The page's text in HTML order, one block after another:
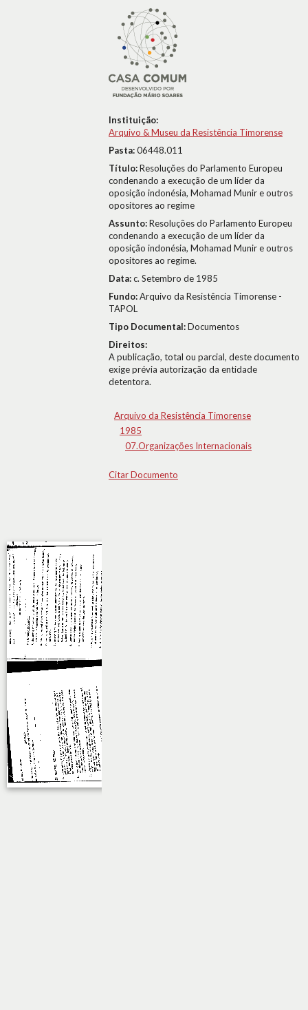
Instituição:
Arquivo & Museu da Resistência Timorense
Pasta:06448.011
Título:Resoluções do Parlamento Europeu
condenando a execução de um líder da
oposição indonésia, Mohamad Munir e outros
opositores ao regime
Assunto:Resoluções do Parlamento Europeu
condenando a execução de um líder da
oposição indonésia, Mohamad Munir e outros
opositores ao regime.
Data:c. Setembro de 1985
Fundo:Arquivo da Resistência Timorense -
TAPOL
Tipo Documental:Documentos
Direitos:
A publicação, total ou parcial, deste documento
exige prévia autorização da entidade
detentora.
Arquivo da Resistência Timorense
1985
07.Organizações Internacionais
Citar Documento